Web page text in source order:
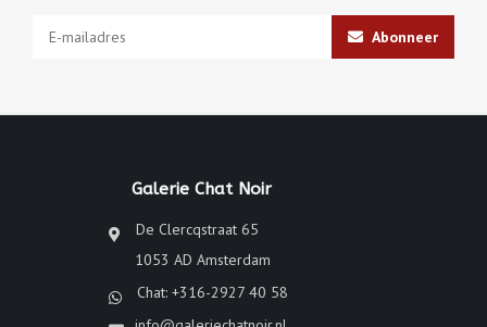
Abonneer
Galerie Chat Noir
De Clercqstraat 65
1053 AD Amsterdam
Chat: +316-2927 40 58